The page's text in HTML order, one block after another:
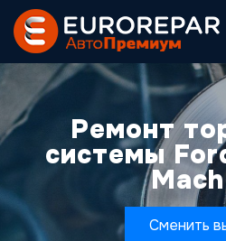
Ремонт
системы
Сменить